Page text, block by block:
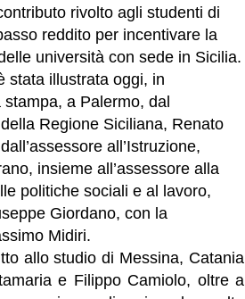
rivolto agli studenti di
reddito per incentivare la
università con sede in Sicilia.
stata illustrata oggi, in
stampa, a Palermo, dal
Regione Siciliana, Renato
all’Istruzione,
insieme all’assessore alla
politiche sociali e al lavoro,
Giordano, con la
Midiri.
allo studio di Messina, Catania
e Filippo Camiolo, oltre a